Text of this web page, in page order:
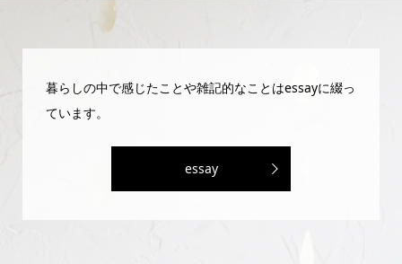
暮らしの中で感じたことや雑記的なことはessayに綴っ
ています。
essay